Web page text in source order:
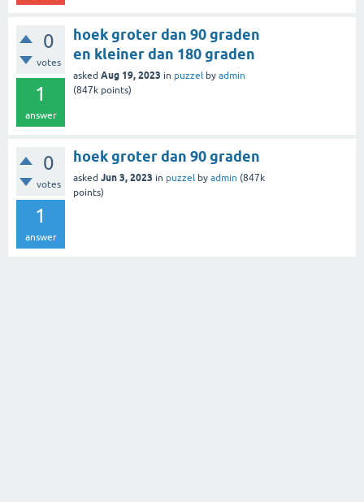
0
votes
1
answer
hoek groter dan 90 graden
en kleiner dan 180 graden
asked Aug 19, 2023 in puzzel by admin
(847k points)
0
votes
1
answer
hoek groter dan 90 graden
asked Jun 3, 2023 in puzzel by admin (847k
points)